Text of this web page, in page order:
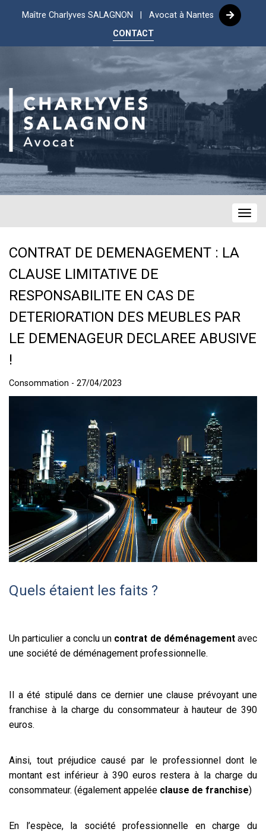
Maître Charlyves SALAGNON | Avocat à Nantes
CONTACT
CONTRAT DE DEMENAGEMENT : LA
CLAUSE LIMITATIVE DE
RESPONSABILITE EN CAS DE
DETERIORATION DES MEUBLES PAR
LE DEMENAGEUR DECLAREE ABUSIVE
!
Consommation - 27/04/2023
Quels étaient les faits ?
Un particulier a conclu un contrat de déménagementavec
une société de déménagement professionnelle.
Il a été stipulé dans ce dernier une clause prévoyant une
franchise à la charge du consommateur à hauteur de 390
euros.
Ainsi, tout préjudice causé par le professionnel dont le
montant est inférieur à 390 euros restera à la charge du
consommateur. (également appelée clause de franchise)
En l’espèce, la société professionnelle en charge du